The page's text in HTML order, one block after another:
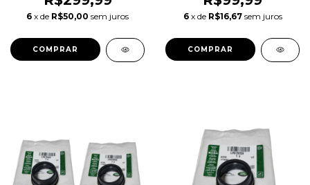
FREELANDER 2 EVOQUE
LR000966 LR117476
6 x de R$50,00 sem juros 6 x de R$16,67 sem juros